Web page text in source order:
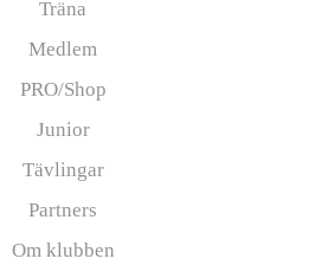
Träna
Medlem
PRO/Shop
Junior
Tävlingar
Partners
Om klubben